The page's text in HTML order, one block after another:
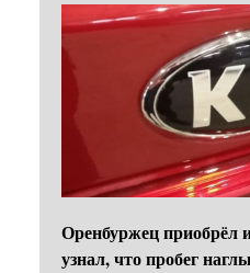
Оренбуржец приобрёл
узнал, что пробег